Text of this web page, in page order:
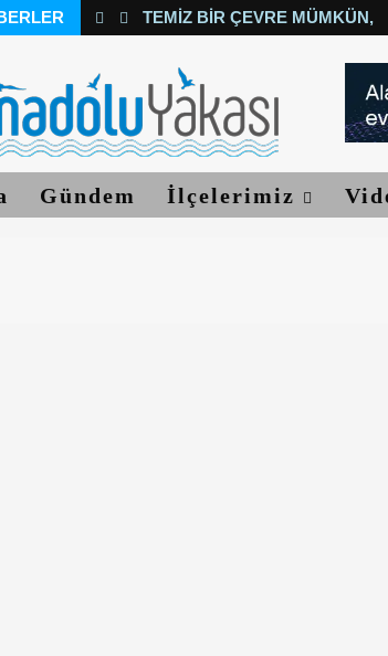
TEMIZ BIR ÇEVRE MÜMKÜN,
Gündem İlçelerimiz